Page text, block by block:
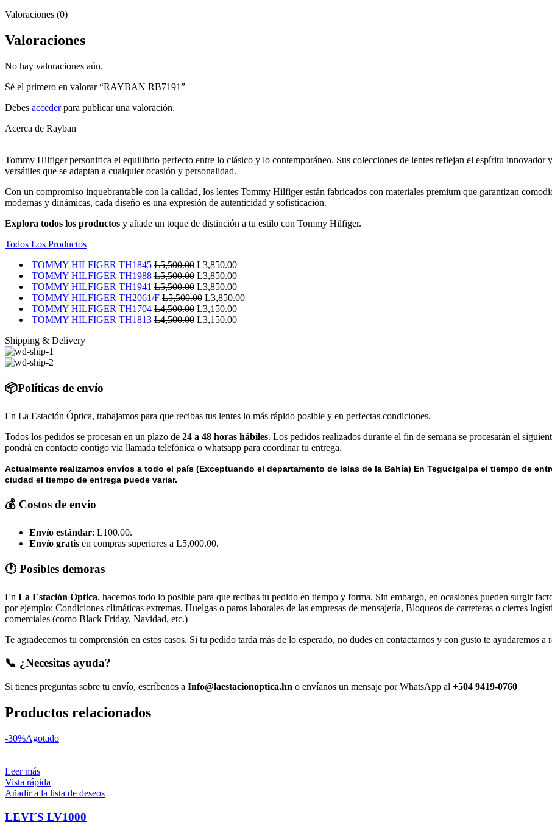
Valoraciones (0)
Valoraciones
No hay valoraciones aún.
Sé el primero en valorar “RAYBAN RB7191”
Debes accederpara publicar una valoración.
Acerca de Rayban
Tommy Hilfiger personifica el equilibrio perfecto entre lo clásico y lo contemporáneo. Sus colecciones de lentes reflejan el espíritu innovador
versátiles que se adaptan a cualquier ocasión y personalidad.
Con un compromiso inquebrantable con la calidad, los lentes Tommy Hilfiger están fabricados con materiales premium que garantizan
modernas y dinámicas, cada diseño es una expresión de autenticidad y sofisticación.
Explora todos los productos y añade un toque de distinción a tu estilo con Tommy Hilfiger.
Todos Los Productos
TOMMY HILFIGER TH1845 L5,500.00 El
precio
original
era:
L5,500.00.
L3,850.00El
precio
actual
es:
L3,850.00.
TOMMY HILFIGER TH1988 L5,500.00 El
precio
original
era:
L5,500.00.
L3,850.00El
precio
actual
es:
L3,850.00.
TOMMY HILFIGER TH1941 L5,500.00 El
precio
original
era:
L3,850.00El
precio
actual
es:
TOMMY HILFIGER TH2061/F L5,500.00 El
precio
original
L3,850.00El
TOMMY HILFIGER TH1704 L4,500.00 El
precio
L3,150.00El
precio
TOMMY HILFIGER TH1813 L4,500.00 El
L3,150.00El
Shipping & Delivery
📦Políticas de envío
En La Estación Óptica, trabajamos para que recibas tus lentes lo más rápido posible y en perfectas condiciones.
Todos los pedidos se procesan en un plazo de 24 a 48 horas hábiles. Los pedidos realizados durante el fin de semana se procesarán el
pondrá en contacto contigo vía llamada telefónica o whatsapp para coordinar tu entrega.
Actualmente realizamos envíos a todo el país (Exceptuando el departamento de Islas de la Bahía) En Tegucigalpa el tiempo de
ciudad el tiempo de entrega puede variar.
💰 Costos de envío
Envío estándar: L100.00.
Envío gratis en compras superiores a L5,000.00.
🕐 Posibles demoras
En La Estación Óptica, hacemos todo lo posible para que recibas tu pedido en tiempo y forma. Sin embargo, en ocasiones pueden surgir
por ejemplo: Condiciones climáticas extremas, Huelgas o paros laborales de las empresas de mensajería, Bloqueos de carreteras o cierres
comerciales (como Black Friday, Navidad, etc.)
Te agradecemos tu comprensión en estos casos. Si tu pedido tarda más de lo esperado, no dudes en contactarnos y con gusto te ayudaremos a
📞 ¿Necesitas ayuda?
Si tienes preguntas sobre tu envío, escríbenos a Info@laestacionoptica.hn o envíanos un mensaje por WhatsApp al +504 9419-0760
Productos relacionados
-30%Agotado
Leer más
Vista rápida
Añadir a la lista de deseos
LEVI´S LV1000